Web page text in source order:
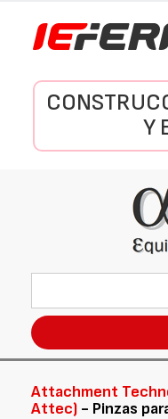
Y
Attachment
Attec) - Pinzas